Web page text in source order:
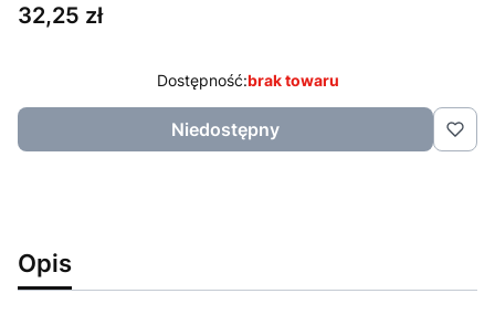
Cena
32,25 zł
Dostępność:brak towaru
Niedostępny
Opis